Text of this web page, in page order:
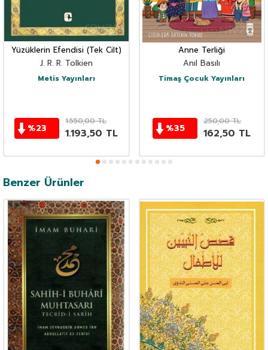
Yüzüklerin Efendisi (Tek Cilt)
J. R. R. Tolkien
Metis Yayınları
%23
1.550,00TL
1.193,50 TL
Anne Terliği
Anıl Basılı
Timaş Çocuk Yayınları
%35
250,00TL
162,50 TL
Benzer Ürünler